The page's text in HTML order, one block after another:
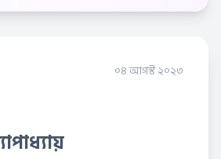
০৪ আগস্ট ২০২৩